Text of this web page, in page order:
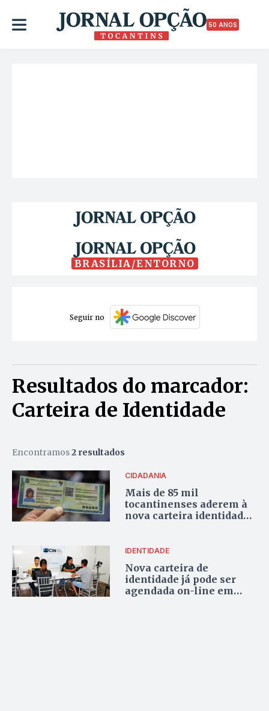
50 ANOS
BRASÍLIA/ENTORNO
Seguir no
Resultados do marcador:
Carteira de Identidade
Encontramos2 resultados
CIDADANIA
Mais de 85 mil
tocantinenses aderem à
nova carteira identidade;
IDENTIDADE
Nova carteira de
identidade já pode ser
agendada on-line em